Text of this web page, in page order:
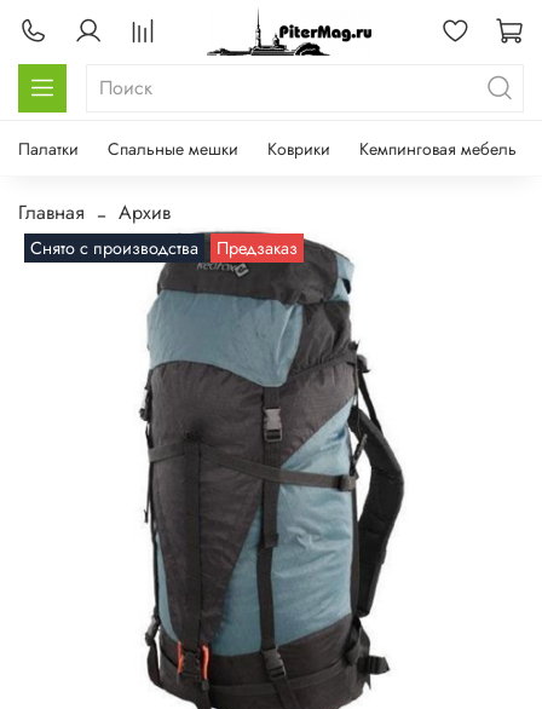
Палатки Спальные мешки Коврики Кемпинговая мебель
Главная Архив
Снято с производства Предзаказ